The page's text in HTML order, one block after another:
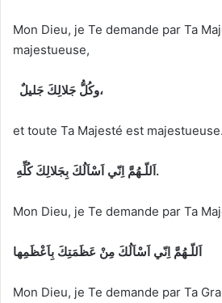
Mon Dieu, je Te demande par Ta
majestueuse,
وكُلُّ جَلالِكَ جَليلٌ،
et toute Ta Majesté est majestueuse.
اَللّـهُمَّ اِنّي اَسْاَلُكَ بِجَلالِكَ كُلِّهِ.
Mon Dieu, je Te demande par Ta
اَللّـهُمَّ اِنّي اَسْاَلُكَ مِنْ عَظَمَتِكَ بِاَعْظَمِها
Mon Dieu, je Te demande par Ta